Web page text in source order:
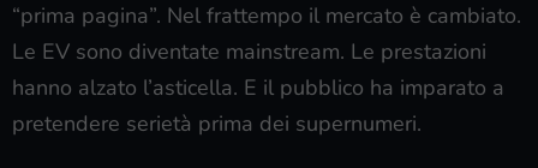
“prima pagina”. Nel frattempo il mercato è cambiato.
Le EV sono diventate mainstream. Le prestazioni
hanno alzato l’asticella. E il pubblico ha imparato a
pretendere serietà prima dei supernumeri.